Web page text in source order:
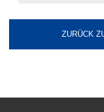
ZURÜCK